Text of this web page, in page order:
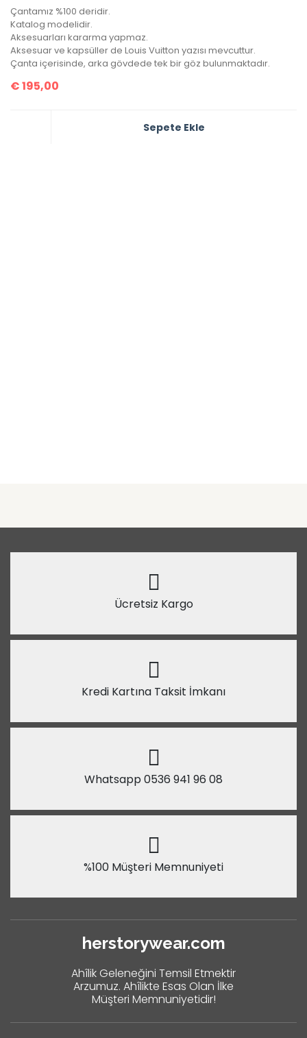
Çantamız %100 deridir.
Katalog modelidir.
Aksesuarları kararma yapmaz.
Aksesuar ve kapsüller de Louis Vuitton yazısı mevcuttur.
Çanta içerisinde, arka gövdede tek bir göz bulunmaktadır.
€195,00
Sepete Ekle
Ücretsiz Kargo
Kredi Kartına Taksit İmkanı
Whatsapp 0536 941 96 08
%100 Müşteri Memnuniyeti
herstorywear.com
Ahîlik Geleneğini Temsil Etmektir
Arzumuz. Ahîlikte Esas Olan İlke
Müşteri Memnuniyetidir!